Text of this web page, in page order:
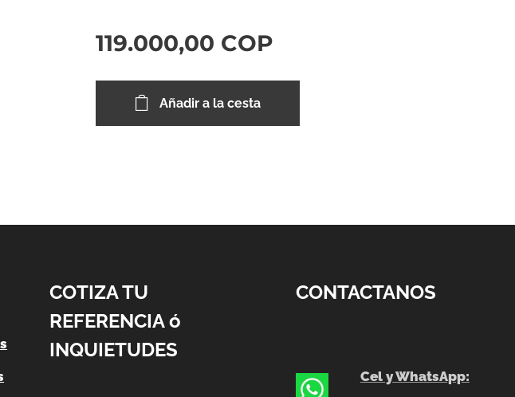
119.000,00 COP
Añadir a la cesta
COTIZA TU
REFERENCIA ó
INQUIETUDES
CONTACTANOS
Cel y WhatsApp: